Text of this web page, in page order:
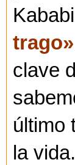
trago»
clave
último
la